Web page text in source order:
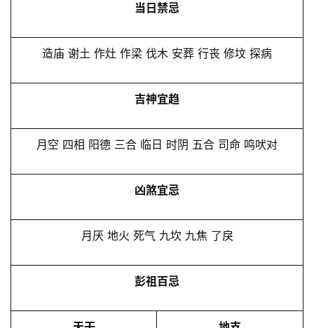
当日禁忌
造庙 谢土 作灶 作梁 伐木 安葬 行丧 修坟 探病
吉神宜趋
月空 四相 阳德 三合 临日 时阴 五合 司命 鸣吠对
凶煞宜忌
月厌 地火 死气 九坎 九焦 了戾
彭祖百忌